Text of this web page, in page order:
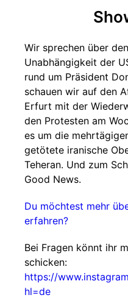
Wir sprechen über
Unabhängigkeit der
rund um Präsident
schauen wir auf den
Erfurt mit der
den Protesten am
es um die
getötete iranische
Teheran. Und zum
Good News.
Du möchtest mehr
erfahren?
Bei Fragen könnt ihr
schicken:
https://
hl=de